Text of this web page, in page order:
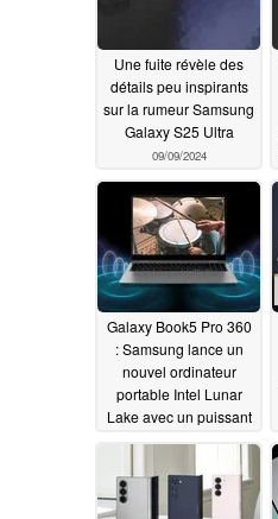
Une fuite révèle des
détails peu inspirants
sur la rumeur Samsung
Galaxy S25 Ultra
09/09/2024
Galaxy Book5 Pro 360
: Samsung lance un
nouvel ordinateur
portable Intel Lunar
Lake avec un puissant
iGPU Arc Graphics
140V, une batterie de
76 Wh et un écran
AMOLED de 16